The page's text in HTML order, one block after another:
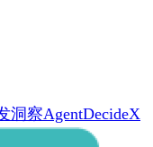
洞察AgentDecideX